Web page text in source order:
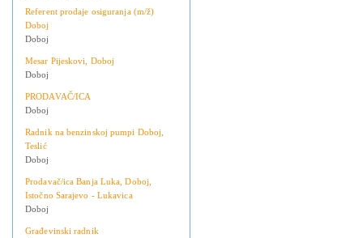
Referent prodaje osiguranja (m/ž)
Doboj
Doboj
Mesar Pijeskovi, Doboj
Doboj
PRODAVAČ/ICA
Doboj
Radnik na benzinskoj pumpi Doboj,
Teslić
Doboj
Prodavač/ica Banja Luka, Doboj,
Istočno Sarajevo - Lukavica
Doboj
Građevinski radnik